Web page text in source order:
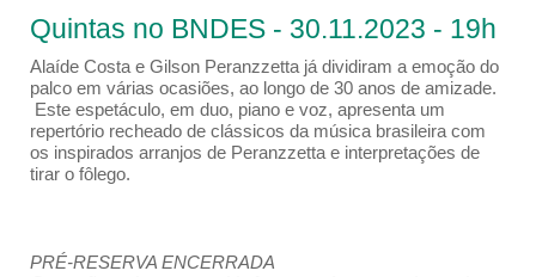
Quintas no BNDES - 30.11.2023 - 19h
Alaíde Costa e Gilson Peranzzetta já dividiram a emoção do
palco em várias ocasiões, ao longo de 30 anos de amizade.
Este espetáculo, em duo, piano e voz, apresenta um
repertório recheado de clássicos da música brasileira com
os inspirados arranjos de Peranzzetta e interpretações de
tirar o fôlego.
PRÉ-RESERVA ENCERRADA